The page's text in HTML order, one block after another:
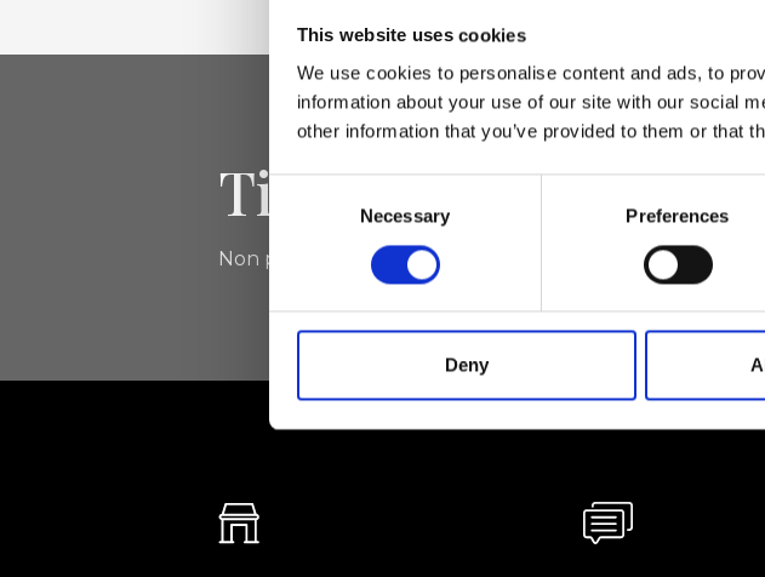
This website uses cookies
We use cookies to personalise content and ads, to
information about your use of our site with our social
other information that you’ve provided to them or that
Selection
Necessary Preferences
Deny
Tieniti aggiornato
Non perdere le novità di Ripani, iscriviti alla newsletter!